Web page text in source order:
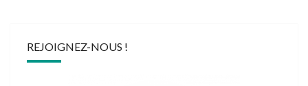
REJOIGNEZ-NOUS !